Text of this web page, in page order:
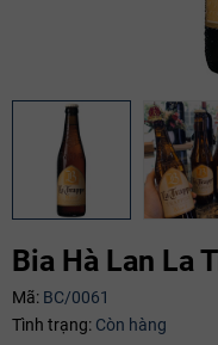
Bia Hà Lan La
Mã: BC/0061
Tình trạng: Còn hàng
Mã giảm giá: